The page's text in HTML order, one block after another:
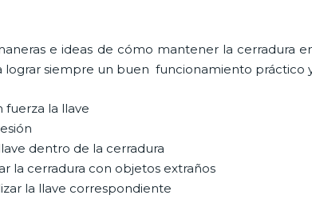
e ideas de cómo mantener la cerradura
lograr siempre un buen funcionamiento práctico
fuerza la llave
dentro de la cerradura
la cerradura con objetos extraños
la llave correspondiente